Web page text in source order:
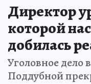
Директор
которой
добилась
Уголовное дело
Поддубной